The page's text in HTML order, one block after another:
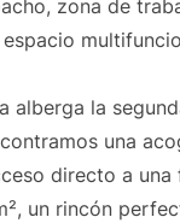
zona de
alberga la
una
directo a
un rincón